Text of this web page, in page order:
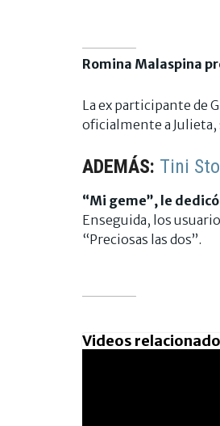
Romina Malaspina
La ex participante de
oficialmente a Julieta,
ADEMÁS: Tini
“Mi geme”, le
Enseguida, los
“Preciosas las dos”.
Videos